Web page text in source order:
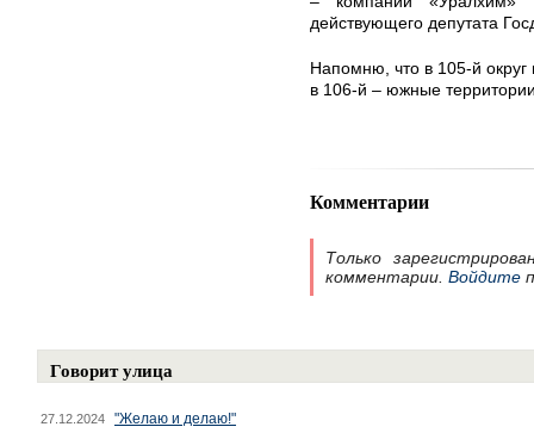
действующего депутата
Напомню, что в 105-й округ
в 106-й – южные
Комментарии
Только
комментарии. Войдите
Говорит улица
27.12.2024 "Желаю и делаю!"